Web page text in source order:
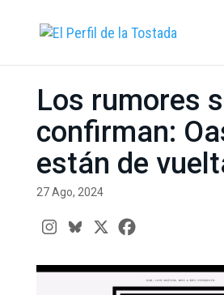
Los rumores
confirman:
están de
27 Ago, 2024